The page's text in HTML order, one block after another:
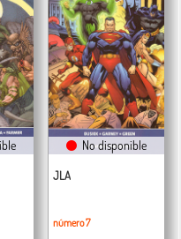
No disponible
JLA
número 7